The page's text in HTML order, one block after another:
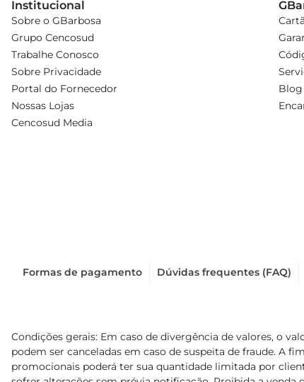
Institucional
Sobre o GBarbosa
Grupo Cencosud
Trabalhe Conosco
Sobre Privacidade
Portal do Fornecedor
Nossas Lojas
Cencosud Media
Blog
Formas de pagamento Dúvidas frequentes (FAQ)
Condições gerais: Em caso de divergência de valores, o
podem ser canceladas em caso de suspeita de fraude. A
promocionais poderá ter sua quantidade limitada por